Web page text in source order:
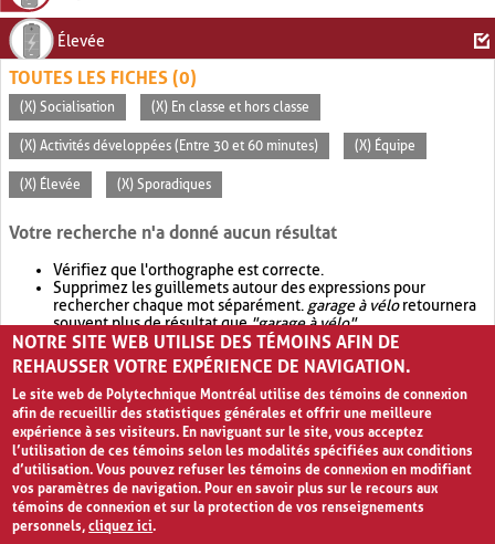
Élevée
TOUTES LES FICHES (0)
(X) Socialisation (X) En classe et hors classe
(X) Activités développées (Entre 30 et 60 minutes) (X) Équipe
(X) Élevée (X) Sporadiques
Votre recherche n'a donné aucun résultat
Vérifiez que l'orthographe est correcte.
Supprimez les guillemets autour des expressions pour
rechercher chaque mot séparément. garage à véloretournera
souvent plus de résultat que"garage à vélo".
Envisagez d'élargir votre recherche avec OR.garage OR vélo
retournera souvent plus de résultat quegarage à vélo
NOTRE SITE WEB UTILISE DES TÉMOINS AFIN DE
REHAUSSER VOTRE EXPÉRIENCE DE NAVIGATION.
Le site web de Polytechnique Montréal utilise des témoins de connexion
afin de recueillir des statistiques générales et offrir une meilleure
expérience à ses visiteurs. En naviguant sur le site, vous acceptez
l’utilisation de ces témoins selon les modalités spécifiées aux conditions
d’utilisation. Vous pouvez refuser les témoins de connexion en modifiant
vos paramètres de navigation. Pour en savoir plus sur le recours aux
témoins de connexion et sur la protection de vos renseignements
personnels,cliquez ici.